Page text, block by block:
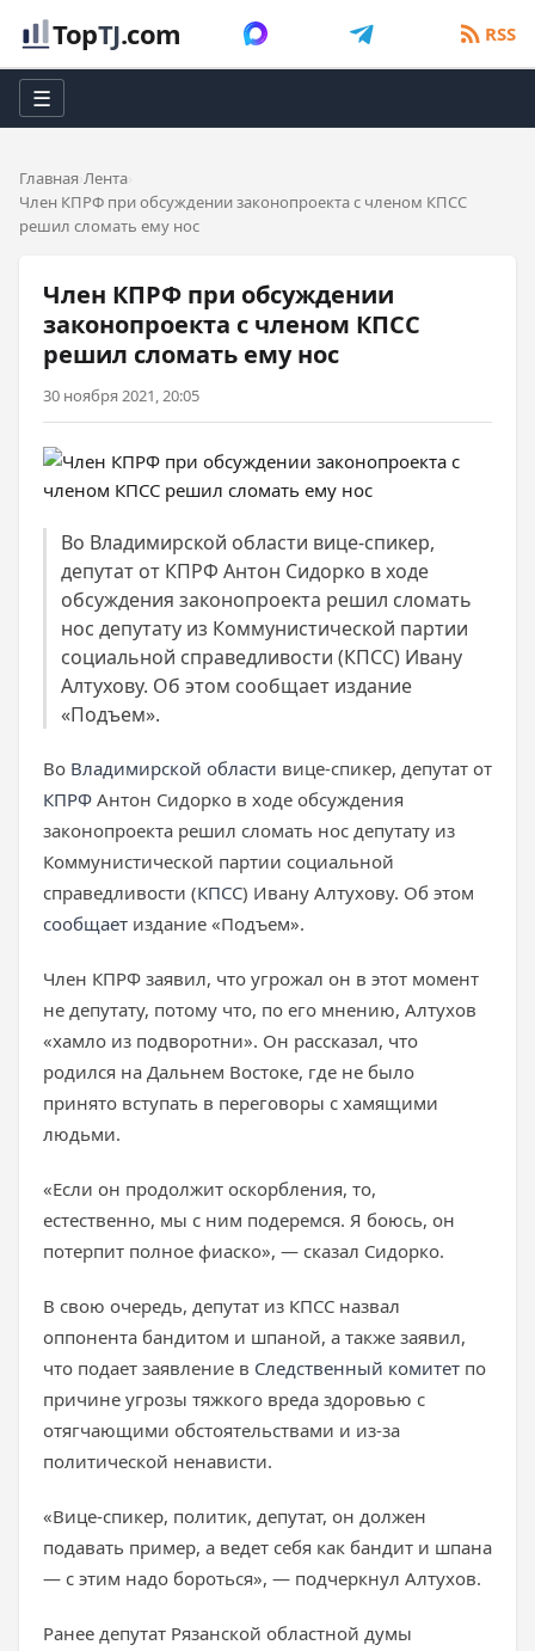
TopTJ.com RSS
☰
Главная Лента
Член КПРФ при обсуждении законопроекта с членом КПСС
решил сломать ему нос
Член КПРФ при обсуждении
законопроекта с членом КПСС
решил сломать ему нос
30 ноября 2021, 20:05
Во Владимирской области вице-спикер,
депутат от КПРФ Антон Сидорко в ходе
обсуждения законопроекта решил сломать
нос депутату из Коммунистической партии
социальной справедливости (КПСС) Ивану
Алтухову. Об этом сообщает издание
«Подъем».
Во Владимирской области вице-спикер, депутат от
КПРФ Антон Сидорко в ходе обсуждения
законопроекта решил сломать нос депутату из
Коммунистической партии социальной
справедливости (КПСС) Ивану Алтухову. Об этом
сообщает издание «Подъем».
Член КПРФ заявил, что угрожал он в этот момент
не депутату, потому что, по его мнению, Алтухов
«хамло из подворотни». Он рассказал, что
родился на Дальнем Востоке, где не было
принято вступать в переговоры с хамящими
людьми.
«Если он продолжит оскорбления, то,
естественно, мы с ним подеремся. Я боюсь, он
потерпит полное фиаско», — сказал Сидорко.
В свою очередь, депутат из КПСС назвал
оппонента бандитом и шпаной, а также заявил,
что подает заявление в Следственный комитет по
причине угрозы тяжкого вреда здоровью с
отягчающими обстоятельствами и из-за
политической ненависти.
«Вице-спикер, политик, депутат, он должен
подавать пример, а ведет себя как бандит и шпана
— с этим надо бороться», — подчеркнул Алтухов.
Ранее депутат Рязанской областной думы